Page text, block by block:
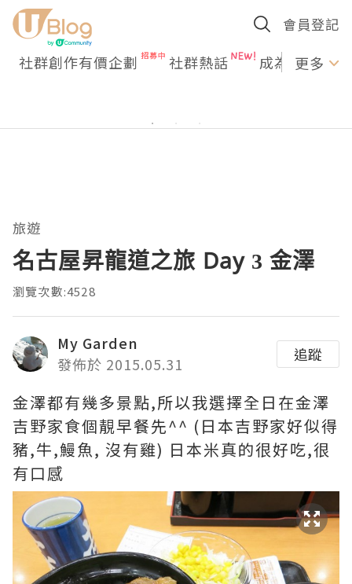
會員登記
社群創作有價企劃 社群熱話 成為U更多
旅遊
名古屋昇龍道之旅 Day 3 金澤
瀏覽次數:4528
My Garden
發佈於 2015.05.31
追蹤
金澤都有幾多景點,所以我選擇全日在金澤
吉野家食個靚早餐先^^ (日本吉野家好似得
豬,牛,鰻魚, 沒有雞) 日本米真的很好吃,很
有口感